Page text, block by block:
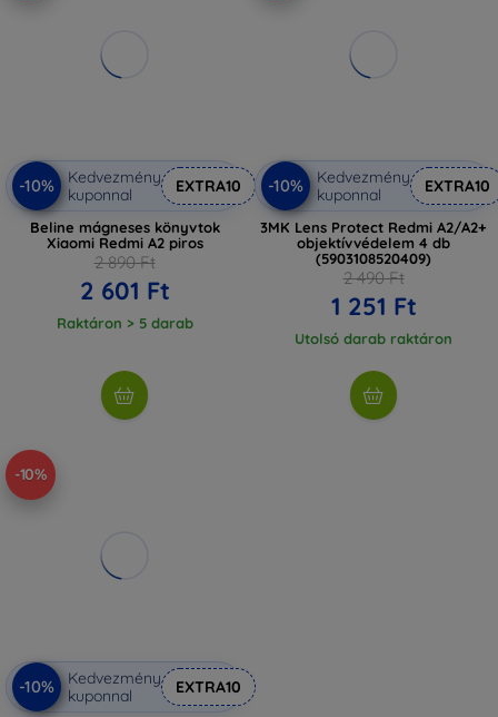
-10%
Kedvezmény
kuponnal
EXTRA10
Beline mágneses könyvtok
Xiaomi Redmi A2 piros
2 890 Ft
2 601 Ft
Raktáron > 5 darab
-10%
Kedvezmény
kuponnal
EXTRA10
3MK Lens Protect Redmi A2/A2+
objektívvédelem 4 db
(5903108520409)
2 490 Ft
1 251 Ft
Utolsó darab raktáron
-10%
-10%
Kedvezmény
kuponnal
EXTRA10